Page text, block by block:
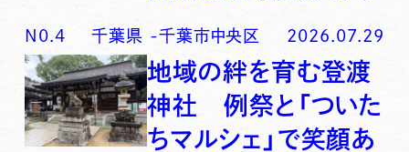
N0.4 千葉県 -千葉市中央区 2026.07.29
地域の絆を育む登渡
神社 例祭と「ついた
ちマルシェ」で笑顔あ